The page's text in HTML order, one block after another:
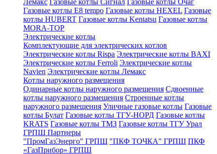
Лемакс Газовые котлы Сигнал Газовые котлы Очаг
Газовые котлы E8 tempo Газовые котлы HEXEL Газовые
котлы HUBERT Газовые котлы Kentatsu Газовые котлы
MORA-TOP
Электрические котлы
Комплектующие для электрических котлов
Электрические котлы Rispa Электрические котлы BAXI
Электрические котлы Ferroli Электрические котлы
Navien Электрические котлы Лемакс
Котлы наружного размещения
Одинарные котлы наружного размещения Сдвоенные
котлы наружного размещения Строенные котлы
наружного размещения Уличные газовые котлы Газовые
котлы Булат Газовые котлы ТГУ-НОРД Газовые котлы
KRATS Газовые котлы ТМЗ Газовые котлы ТГУ Урал
ГРПШ Партнеры
"ПромГазЭнерго" ГРПШ "ПКФ ТОЧКА" ГРПШ ПКФ
«ГазПрибор» ГРПШ